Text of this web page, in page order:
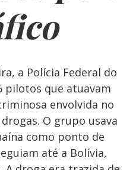
a Polícia Federal do
pilotos que atuavam
envolvida no
O grupo usava
como ponto de
até a Bolívia,